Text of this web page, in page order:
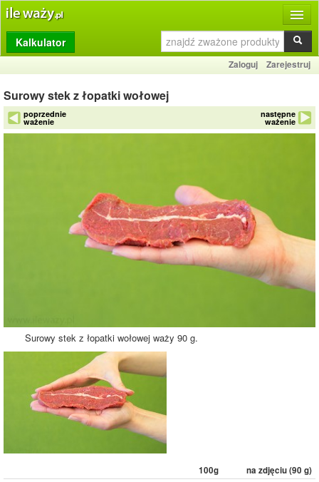
Produkty
Dziennik
Przelicznik
Porównywarka
Kalkulator
Zaloguj Zarejestruj
Surowy stek z łopatki wołowej
poprzednie
ważenie
następne
ważenie
Surowy stek z łopatki wołowej waży 90 g.
100g na zdjęciu (90 g)